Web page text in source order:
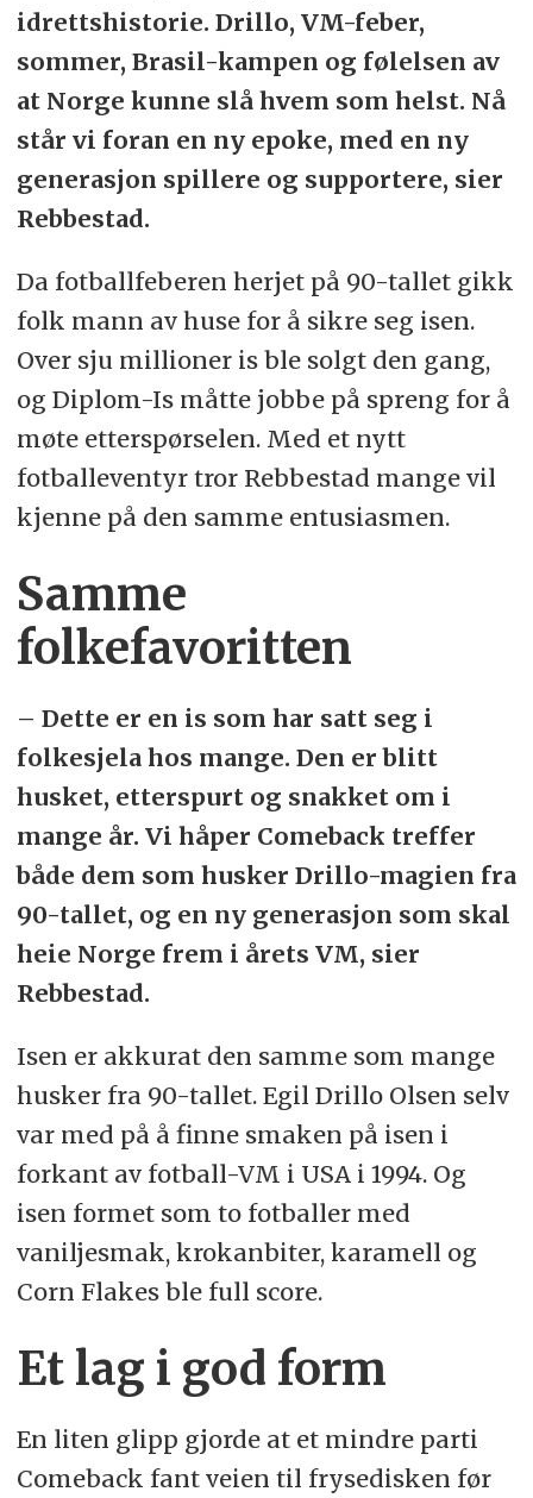
idrettshistorie. Drillo, VM-feber,
sommer, Brasil-kampen og følelsen av
at Norge kunne slå hvem som helst. Nå
står vi foran en ny epoke, med en ny
generasjon spillere og supportere, sier
Rebbestad.
Da fotballfeberen herjet på 90-tallet gikk
folk mann av huse for å sikre seg isen.
Over sju millioner is ble solgt den gang,
og Diplom-Is måtte jobbe på spreng for å
møte etterspørselen. Med et nytt
fotballeventyr tror Rebbestad mange vil
kjenne på den samme entusiasmen.
Samme
folkefavoritten
– Dette er en is som har satt seg i
folkesjela hos mange. Den er blitt
husket, etterspurt og snakket om i
mange år. Vi håper Comeback treffer
både dem som husker Drillo-magien fra
90-tallet, og en ny generasjon som skal
heie Norge frem i årets VM, sier
Rebbestad.
Isen er akkurat den samme som mange
husker fra 90-tallet. Egil Drillo Olsen selv
var med på å finne smaken på isen i
forkant av fotball-VM i USA i 1994. Og
isen formet som to fotballer med
vaniljesmak, krokanbiter, karamell og
Corn Flakes ble full score.
Et lag i god form
En liten glipp gjorde at et mindre parti
Comeback fant veien til frysedisken før